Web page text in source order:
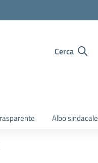
Cerca
Albo sindacale